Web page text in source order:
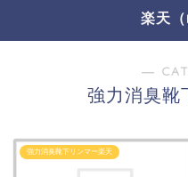
楽天
―
強力消臭靴
強力消臭靴下リンマー楽天